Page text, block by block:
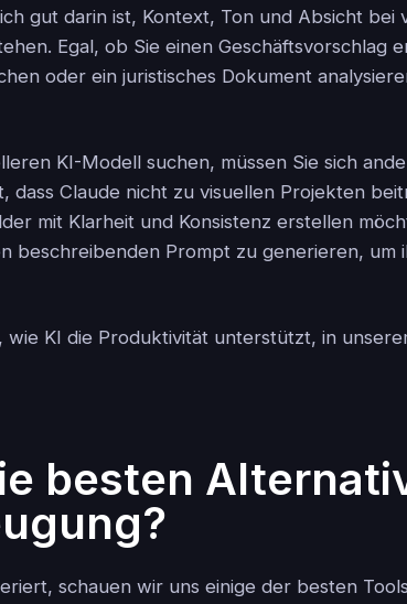
gut darin ist, Kontext, Ton und Absicht bei
Egal, ob Sie einen Geschäftsvorschlag
oder ein juristisches Dokument
KI-Modell suchen, müssen Sie sich
dass Claude nicht zu visuellen Projekten
mit Klarheit und Konsistenz erstellen
beschreibenden Prompt zu generieren, um
wie KI die Produktivität unterstützt, in
besten
schauen wir uns einige der besten